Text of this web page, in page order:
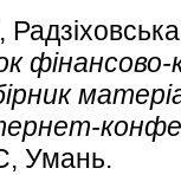
,
Умань.